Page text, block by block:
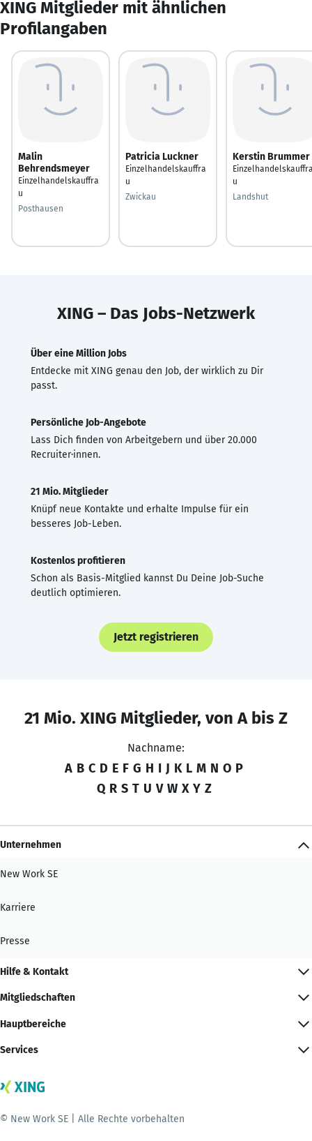
XING Mitglieder mit ähnlichen
Profilangaben
Malin
Behrendsmeyer
Einzelhandelskauffra
u
Posthausen
Patricia Luckner
Einzelhandelskauffra
u
Zwickau
Kerstin Brummer
u
Landshut
XING – Das Jobs-Netzwerk
Über eine Million Jobs
Entdecke mit XING genau den Job, der wirklich zu Dir
passt.
Persönliche Job-Angebote
Lass Dich finden von Arbeitgebern und über 20.000
Recruiter·innen.
21 Mio. Mitglieder
Knüpf neue Kontakte und erhalte Impulse für ein
besseres Job-Leben.
Kostenlos profitieren
Schon als Basis-Mitglied kannst Du Deine Job-Suche
deutlich optimieren.
Jetzt registrieren
21 Mio. XING Mitglieder, von A bis Z
Nachname:
A B C D E F G H I J K L M N O P
Q R S T U V W X Y Z
Unternehmen
New Work SE
Karriere
Presse
Hilfe & Kontakt
Mitgliedschaften
Hauptbereiche
Services
© New Work SE | Alle Rechte vorbehalten